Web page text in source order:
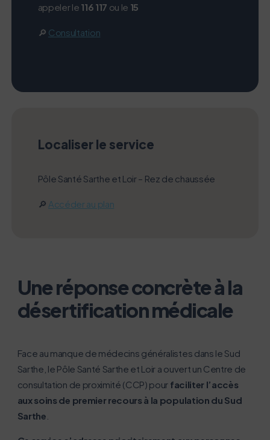
L’écoconception, ça vous concerne
Nous avons développé ce site Internet dans le cadre
d’une démarche forte d’écoconception.
Si vous aussi vous souhaitez diminuer drastiquement
les besoins énergétiques nécessaires à votre
navigation, vous pouvez
appeler le 116 117 ou le 15
🔎 Consultation
Localiser le service
Pôle Santé Sarthe et Loir – Rez de chaussée
🔎 Accéder au plan
Une réponse concrète à la
désertification médicale
Face au manque de médecins généralistes dans le Sud
Sarthe, le Pôle Santé Sarthe et Loir a ouvert un Centre de
consultation de proximité (CCP) pour faciliter l’accès
aux soins de premier recours à la population du Sud
Sarthe